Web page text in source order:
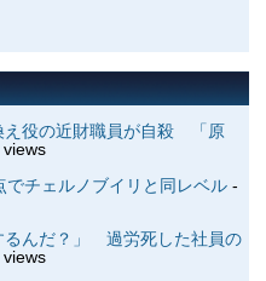
え役の近財職員が自殺 「原
チェルノブイリと同レベル-
るんだ？」 過労死した社員の